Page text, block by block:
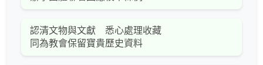
認清文物與文獻 悉心處理收藏
同為教會保留寶貴歷史資料